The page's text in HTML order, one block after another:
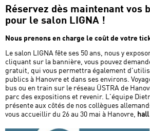
Calcul statique
Académie
Services
Actualités
Salons
Sur Nous
Réservez dès maintenant
pour le salon LIGNA !
Nous prenons en charge le coût de votre
Le salon LIGNA fête ses 50 ans, nous y
cliquant sur la bannière, vous pouvez
gratuit, qui vous permettra également
publics à Hanovre et dans ses environs.
bus ou en train sur le réseau ÜSTRA de
parc des expositions et revenir. L'équipe
présente aux côtés de nos collègues
vous accueillir du 26 au 30 mai à Hanovre, hall